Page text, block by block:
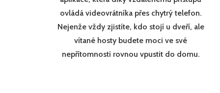
ovládá videovrátníka přes chytrý telefon.
Nejenže vždy zjistíte, kdo stojí u dveří, ale
vítané hosty budete moci ve své
nepřítomnosti rovnou vpustit do domu.